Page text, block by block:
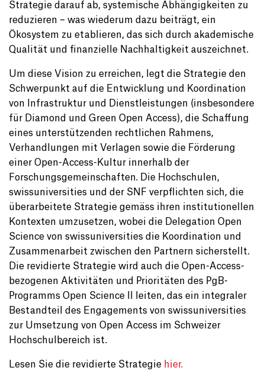
Strategie darauf ab, systemische Abhängigkeiten zu
reduzieren – was wiederum dazu beiträgt, ein
Ökosystem zu etablieren, das sich durch akademische
Qualität und finanzielle Nachhaltigkeit auszeichnet.
Um diese Vision zu erreichen, legt die Strategie den
Schwerpunkt auf die Entwicklung und Koordination
von Infrastruktur und Dienstleistungen (insbesondere
für Diamond und Green Open Access), die Schaffung
eines unterstützenden rechtlichen Rahmens,
Verhandlungen mit Verlagen sowie die Förderung
einer Open-Access-Kultur innerhalb der
Forschungsgemeinschaften. Die Hochschulen,
swissuniversities und der SNF verpflichten sich, die
überarbeitete Strategie gemäss ihren institutionellen
Kontexten umzusetzen, wobei die Delegation Open
Science von swissuniversities die Koordination und
Zusammenarbeit zwischen den Partnern sicherstellt.
Die revidierte Strategie wird auch die Open-Access-
bezogenen Aktivitäten und Prioritäten des PgB-
Programms Open Science II leiten, das ein integraler
Bestandteil des Engagements von swissuniversities
zur Umsetzung von Open Access im Schweizer
Hochschulbereich ist.
Lesen Sie die revidierte Strategie hier.